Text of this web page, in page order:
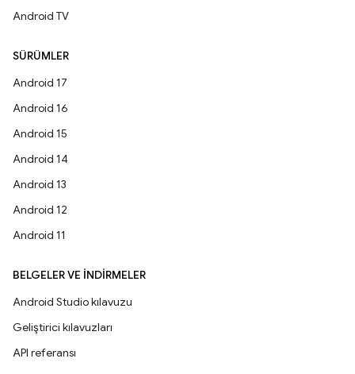
Android TV
SÜRÜMLER
Android 17
Android 16
Android 15
Android 14
Android 13
Android 12
Android 11
BELGELER VE İNDIRMELER
Android Studio kılavuzu
Geliştirici kılavuzları
API referansı